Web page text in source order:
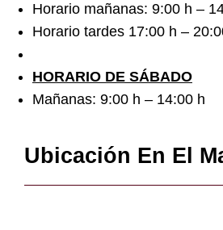
Horario mañanas: 9:00 h –
Horario tardes 17:00 h –
HORARIO DE SÁBADO
Mañanas: 9:00 h – 14:00 h
Ubicación En El